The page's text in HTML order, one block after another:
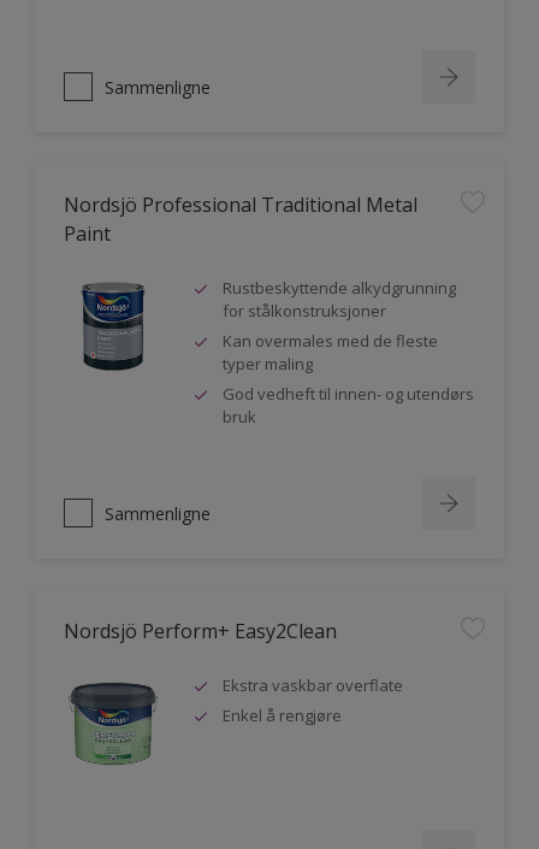
Sammenligne
Nordsjö Professional Traditional Metal
Paint
Rustbeskyttende alkydgrunning
for stålkonstruksjoner
Kan overmales med de fleste
typer maling
God vedheft til innen- og utendørs
bruk
Sammenligne
Nordsjö Perform+ Easy2Clean
Ekstra vaskbar overflate
Enkel å rengjøre